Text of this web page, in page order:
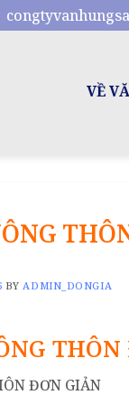
VỀ
BYADMIN_DONGIA
ĐƠN GIẢN